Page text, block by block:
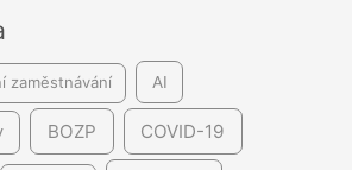
zaměstnávání AI
BOZP COVID-19